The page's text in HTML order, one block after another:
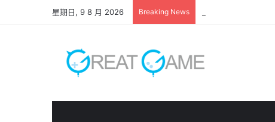
星期日, 9 8 月 2026 Breaking News